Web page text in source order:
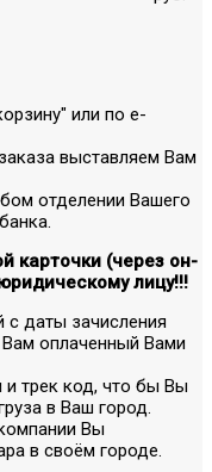
или по е-
выставляем Вам
отделении Вашего
карточки (через он-
лицу!!!
с даты зачисления
оплаченный Вами
трек код, что бы Вы
в Ваш город.
Вы
в своём городе.